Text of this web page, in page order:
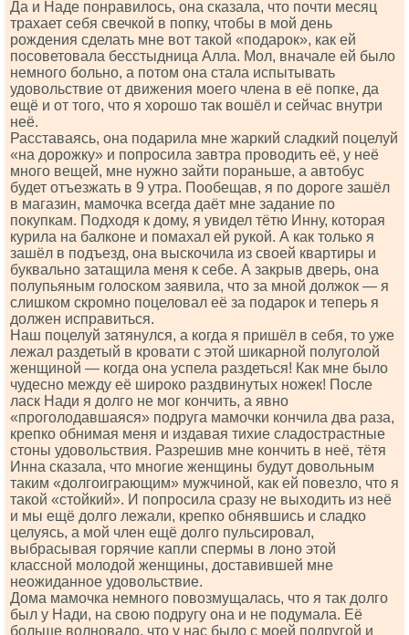
Да и Наде понравилось, она сказала, что почти месяц
трахает себя свечкой в попку, чтобы в мой день
рождения сделать мне вот такой «подарок», как ей
посоветовала бесстыдница Алла. Мол, вначале ей было
немного больно, а потом она стала испытывать
удовольствие от движения моего члена в её попке, да
ещё и от того, что я хорошо так вошёл и сейчас внутри
неё.
Расставаясь, она подарила мне жаркий сладкий поцелуй
«на дорожку» и попросила завтра проводить её, у неё
много вещей, мне нужно зайти пораньше, а автобус
будет отъезжать в 9 утра. Пообещав, я по дороге зашёл
в магазин, мамочка всегда даёт мне задание по
покупкам. Подходя к дому, я увидел тётю Инну, которая
курила на балконе и помахал ей рукой. А как только я
зашёл в подъезд, она выскочила из своей квартиры и
буквально затащила меня к себе. А закрыв дверь, она
полупьяным голоском заявила, что за мной должок — я
слишком скромно поцеловал её за подарок и теперь я
должен исправиться.
Наш поцелуй затянулся, а когда я пришёл в себя, то уже
лежал раздетый в кровати с этой шикарной полуголой
женщиной — когда она успела раздеться! Как мне было
чудесно между её широко раздвинутых ножек! После
ласк Нади я долго не мог кончить, а явно
«проголодавшаяся» подруга мамочки кончила два раза,
крепко обнимая меня и издавая тихие сладострастные
стоны удовольствия. Разрешив мне кончить в неё, тётя
Инна сказала, что многие женщины будут довольным
таким «долгоиграющим» мужчиной, как ей повезло, что я
такой «стойкий». И попросила сразу не выходить из неё
и мы ещё долго лежали, крепко обнявшись и сладко
целуясь, а мой член ещё долго пульсировал,
выбрасывая горячие капли спермы в лоно этой
классной молодой женщины, доставившей мне
неожиданное удовольствие.
Дома мамочка немного повозмущалась, что я так долго
был у Нади, на свою подругу она и не подумала. Её
больше волновало, что у нас было с моей подругой и